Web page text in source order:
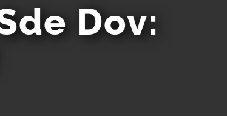
Dov: